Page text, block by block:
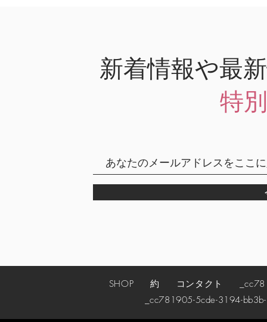
新着情報や最
特
SHOP 約 コンタクト
_cc781905-5cde-3194-